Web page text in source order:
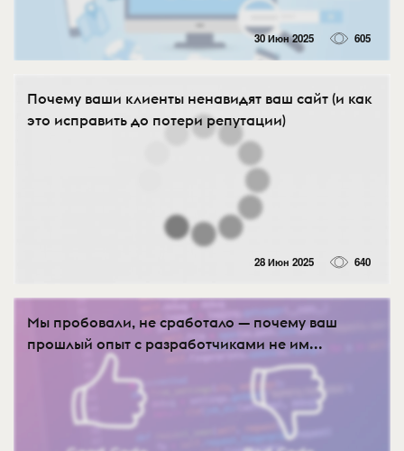
30 Июн 2025 605
Почему ваши клиенты ненавидят ваш сайт (и как
это исправить до потери репутации)
28 Июн 2025 640
Мы пробовали, не сработало — почему ваш
прошлый опыт с разработчиками не им...